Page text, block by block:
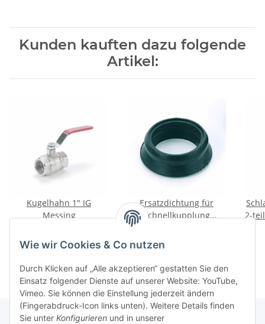
Wie wir Cookies & Co nutzen
Durch Klicken auf „Alle akzeptieren“ gestatten Sie den
Einsatz folgender Dienste auf unserer Website: YouTube,
Vimeo. Sie können die Einstellung jederzeit ändern
(Fingerabdruck-Icon links unten). Weitere Details finden
Sie unter Konfigurieren und in unserer
Kunden kauften dazu folgende
Artikel:
Kugelhahn 1" IG
Messing
Ersatzdichtung für
Schnellkupplung
2-